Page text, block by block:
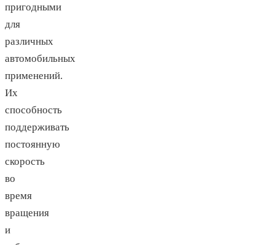
пригодными
для
различных
автомобильных
применений.
Их
способность
поддерживать
постоянную
скорость
во
время
вращения
и